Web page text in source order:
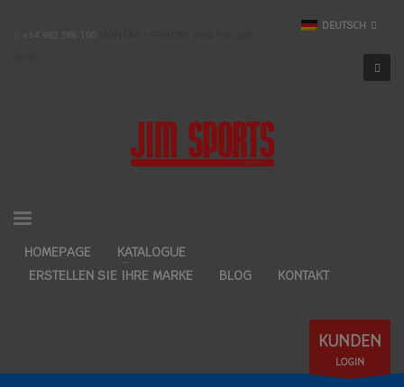
DEUTSCH
HOMEPAGE
KATALOGUE
ERSTELLEN SIE IHRE MARKE
BLOG KONTAKT
KUNDEN
LOGIN